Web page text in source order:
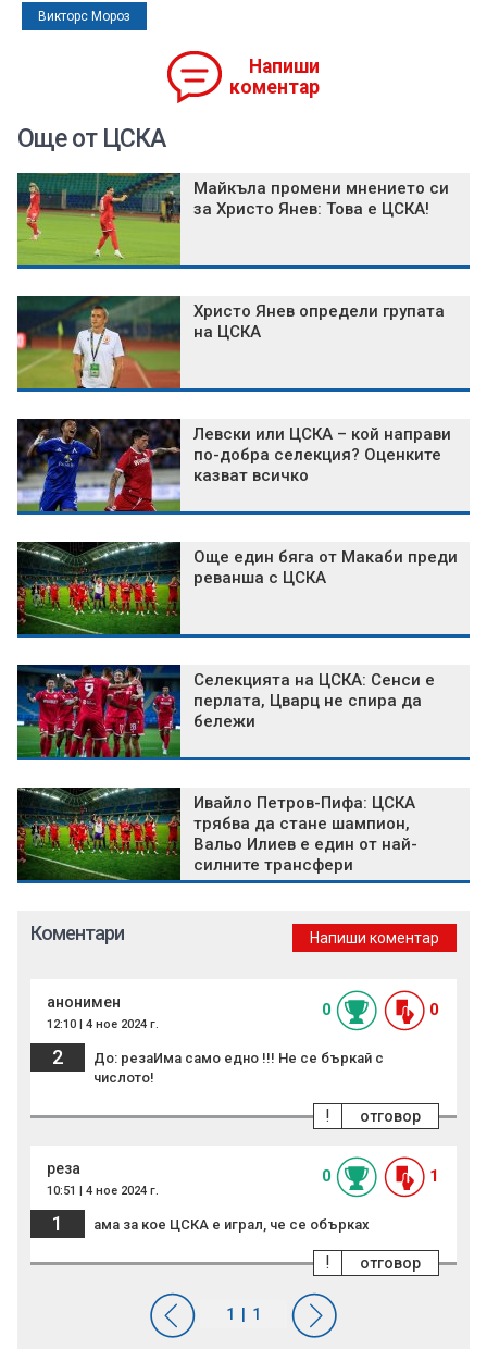
Викторс Мороз
Напиши
коментар
Още от ЦСКА
Майкъла промени мнението си
за Христо Янев: Това е ЦСКА!
Христо Янев определи групата
на ЦСКА
Левски или ЦСКА – кой направи
по-добра селекция? Оценките
казват всичко
Още един бяга от Макаби преди
реванша с ЦСКА
Селекцията на ЦСКА: Сенси е
перлата, Цварц не спира да
бележи
Ивайло Петров-Пифа: ЦСКА
трябва да стане шампион,
Вальо Илиев е един от най-
силните трансфери
Коментари Напиши коментар
анонимен
12:10 | 4 ное 2024 г.
0 0
2
До: резаИма само едно !!! Не се бъркай с
числото!
отговор
!
реза
10:51 | 4 ное 2024 г.
0 1
1 ама за кое ЦСКА е играл, че се обърках
отговор
!